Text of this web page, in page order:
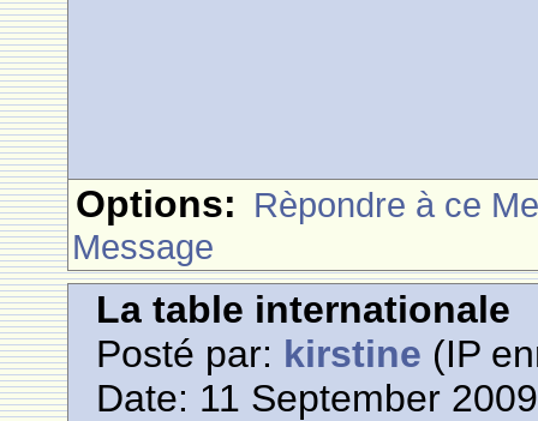
Options: Rèpondre à ce
Message
La table internationale
Posté par: kirstine (IP
Date: 11 September